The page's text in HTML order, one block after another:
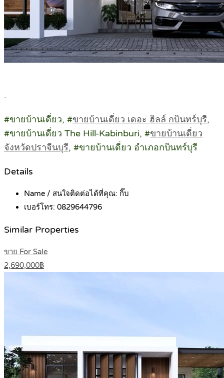
.
#ขายบ้านเดี่ยว, #ขายบ้านเดี่ยว เดอะ ฮิลล์ กบินทร์บุรี,
#ขายบ้านเดี่ยว The Hill-Kabinburi, #ขายบ้านเดี่ยว
จังหวัดปราจีนบุรี, #ขายบ้านเดี่ยว อำเภอกบินทร์บุรี
Details
Name / สนใจติดต่อได้ที่คุณ: กิ๊บ
เบอร์โทร: 0829644796
Similar Properties
ขาย For Sale
2,690,000฿